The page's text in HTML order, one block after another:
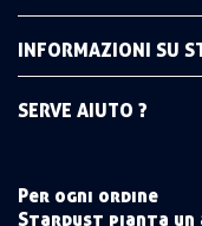
INFORMAZIONI SU
SERVE AIUTO ?
Per ogni ordine
Stardust pianta un